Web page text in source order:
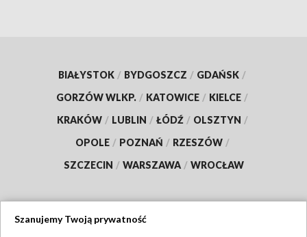
BIAŁYSTOK / BYDGOSZCZ / GDAŃSK /
GORZÓW WLKP. / KATOWICE / KIELCE /
KRAKÓW / LUBLIN / ŁÓDŹ / OLSZTYN /
OPOLE / POZNAŃ / RZESZÓW /
SZCZECIN / WARSZAWA / WROCŁAW
Szanujemy Twoją prywatność